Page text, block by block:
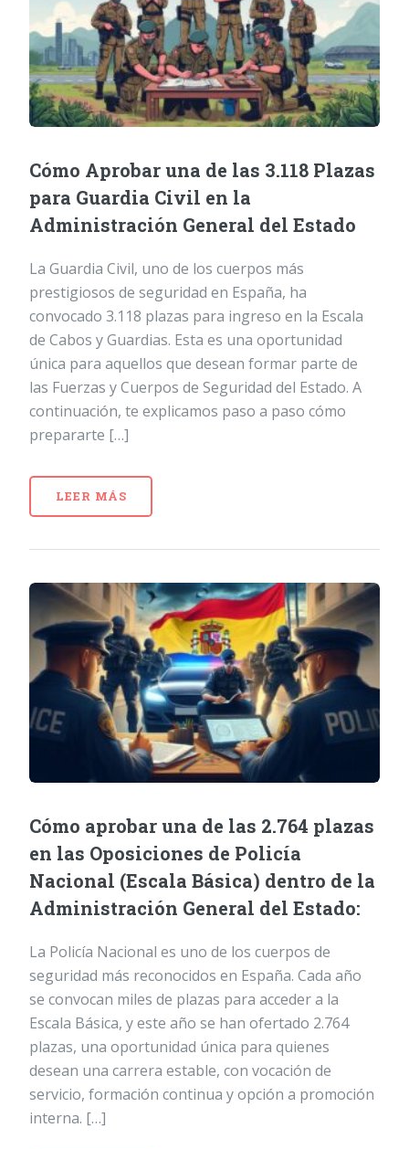
Cómo Aprobar una de las 3.118 Plazas
para Guardia Civil en la
Administración General del Estado
La Guardia Civil, uno de los cuerpos más
prestigiosos de seguridad en España, ha
convocado 3.118 plazas para ingreso en la Escala
de Cabos y Guardias. Esta es una oportunidad
única para aquellos que desean formar parte de
las Fuerzas y Cuerpos de Seguridad del Estado. A
continuación, te explicamos paso a paso cómo
prepararte […]
LEER MÁS
Cómo aprobar una de las 2.764 plazas
en las Oposiciones de Policía
Nacional (Escala Básica) dentro de la
Administración General del Estado:
La Policía Nacional es uno de los cuerpos de
seguridad más reconocidos en España. Cada año
se convocan miles de plazas para acceder a la
Escala Básica, y este año se han ofertado 2.764
plazas, una oportunidad única para quienes
desean una carrera estable, con vocación de
servicio, formación continua y opción a promoción
interna. […]